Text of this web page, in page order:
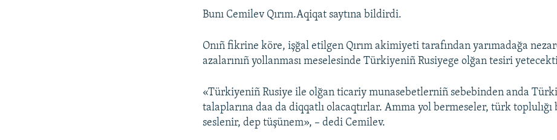
Bunı Cemilev Qırım.Aqiqat saytına bildirdi.
Onıñ fikrine köre, işğal etilgen Qırım akimiyeti tarafından yarımadağa
azalarınıñ yollanması meselesinde Türkiyeniñ Rusiyege olğan tesiri
«Türkiyeniñ Rusiye ile olğan ticariy munasebetlerniñ sebеbinden anda
talaplarına daa da diqqatlı olacaqtırlar. Amma yol bermeseler, türk toplulığı
seslenir, dep tüşünem», – dedi Cemilev.